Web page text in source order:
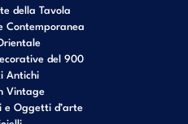
della Tavola
Contemporanea
del 900
Antichi
Vintage
e Oggetti d’arte